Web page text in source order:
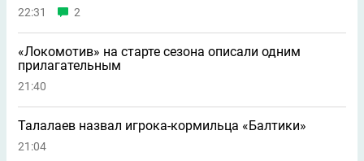
22:31 2
«Локомотив» на старте сезона описали одним
прилагательным
21:40
Талалаев назвал игрока-кормильца «Балтики»
21:04